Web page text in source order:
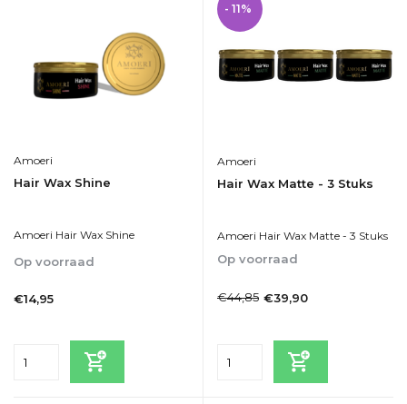
Amoeri
Hair Wax Shine
Amoeri Hair Wax Shine
Op voorraad
€14,95
- 11%
Amoeri
Hair Wax Matte - 3 Stuks
Amoeri Hair Wax Matte - 3 Stuks
Op voorraad
€44,85 €39,90